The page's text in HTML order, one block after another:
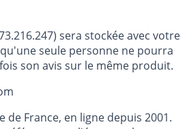
sera stockée avec votre
seule personne ne pourra
son avis sur le même produit.
de France, en ligne depuis 2001.